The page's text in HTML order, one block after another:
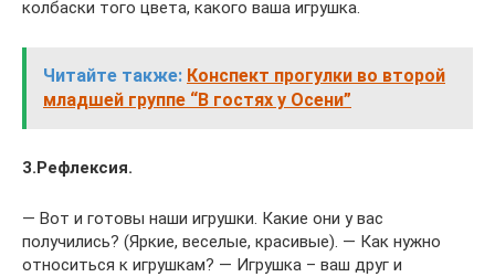
колбаски того цвета, какого ваша игрушка.
Читайте также: Конспект прогулки во второй
младшей группе “В гостях у Осени”
3.Рефлексия.
— Вот и готовы наши игрушки. Какие они у вас
получились? (Яркие, веселые, красивые). — Как нужно
относиться к игрушкам? — Игрушка – ваш друг и